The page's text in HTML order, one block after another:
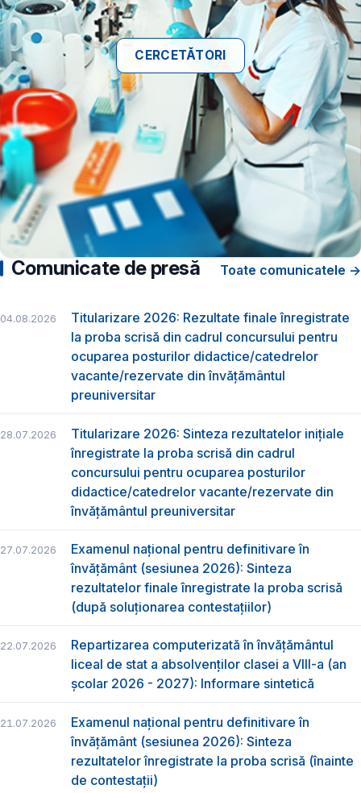
CERCETĂTORI
Comunicate de presă Toate comunicatele →
04.08.2026
Titularizare 2026: Rezultate finale înregistrate
la proba scrisă din cadrul concursului pentru
ocuparea posturilor didactice/catedrelor
vacante/rezervate din învăţământul
preuniversitar
28.07.2026
Titularizare 2026: Sinteza rezultatelor inițiale
înregistrate la proba scrisă din cadrul
concursului pentru ocuparea posturilor
didactice/catedrelor vacante/rezervate din
învăţământul preuniversitar
27.07.2026
Examenul național pentru definitivare în
învățământ (sesiunea 2026): Sinteza
rezultatelor finale înregistrate la proba scrisă
(după soluționarea contestațiilor)
22.07.2026
Repartizarea computerizată în învăţământul
liceal de stat a absolvenţilor clasei a VIII-a (an
școlar 2026 - 2027): Informare sintetică
21.07.2026
Examenul național pentru definitivare în
învățământ (sesiunea 2026): Sinteza
rezultatelor înregistrate la proba scrisă (înainte
de contestații)